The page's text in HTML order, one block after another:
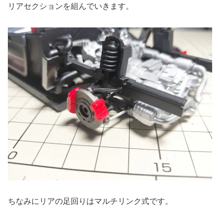
リアセクションを組んでいきます。
ちなみにリアの足回りはマルチリンク式です。